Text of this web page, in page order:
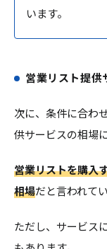
います。
営業リスト提供
次に、条件に合わ
供サービスの相場
営業リストを購入
相場だと言われてい
ただし、サービス